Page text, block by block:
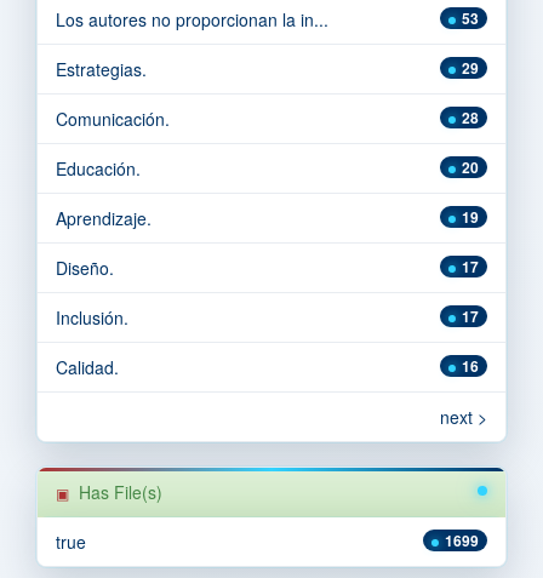
53
Los autores no proporcionan la in...
29
Estrategias.
28
Comunicación.
20
Educación.
19
Aprendizaje.
17
Diseño.
17
Inclusión.
16
Calidad.
next >
Has File(s)
1699
true